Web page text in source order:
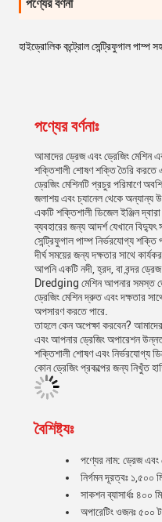
পণ্যের বর্ণনা
হাইড্রোলিক কন্ট্রোল সেন্ট্রিফুগাল পাম্প
পণ্যের বর্ণনাঃ
আমাদের ড্রেজ এবং ড্রেজিং মেশিন
শক্তিশালী শোষণ শক্তি তৈরি করতে
ড্রেজিং মেশিনটি প্রচুর পরিমাণে
জলাশয় এবং চ্যানেল থেকে অন্যান্য
একটি শক্তিশালী ডিজেল ইঞ্জিন
ব্যবহারের জন্য আদর্শ যেখানে
সেন্ট্রিফুগাল পাম্প নির্ভরযোগ্য শক্তি
দীর্ঘ সময়ের জন্য দক্ষতার সাথে
আপনি একটি নদী, হ্রদ, বা বন্দর
Dredging মেশিন আপনার সমস্ত
ড্রেজিং মেশিন দ্রুত এবং দক্ষতার
অপসারণ করতে পারে.
তাহলে কেন অপেক্ষা করবেন?
এবং আপনার ড্রেজিং অপারেশন
শক্তিশালী শোষণ এবং নির্ভরযোগ্য
কোন ড্রেজিং প্রকল্পের জন্য নিখুঁত
বৈশিষ্ট্যঃ
পণ্যের নাম: ড্রেজ এবং
নির্গমন দূরত্বঃ ১,৫০০
সাকশন ব্যাসার্ধঃ ৪০০
অপারেটিং ওজনঃ ৫০০